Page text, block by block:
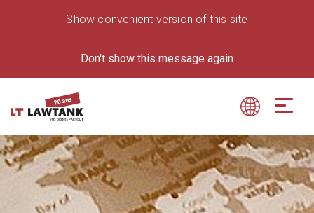
Show convenient version of this site
Don't show this message again